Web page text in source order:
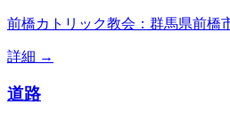
前橋カトリック教会：群馬県前橋
詳細 →
道路